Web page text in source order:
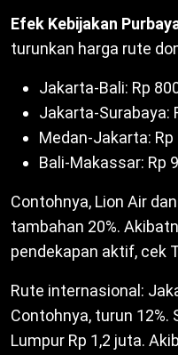
Efek Kebijakan
turunkan harga rute
Jakarta-Bali: Rp
Jakarta-Surabaya:
Medan-Jakarta: Rp
Bali-Makassar: Rp
Contohnya, Lion Air
tambahan 20%.
pendekapan aktif, cek
Rute internasional:
Contohnya, turun 12%.
Lumpur Rp 1,2 juta.